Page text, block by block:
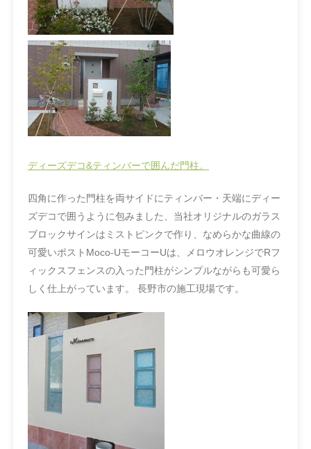
ディーズデコ&ティンバーで囲んだ門柱。
四角に作った門柱を両サイドにティンバー・天端にディー
ズデコで囲うように包みました、当社オリジナルのガラス
ブロックサインはミストピンクで作り、なめらかな曲線の
可愛いポストMoco-UモーコーUは、メロウオレンジでRフ
ィックスフェンスの入った門柱がシンプルながらも可愛ら
しく仕上がっています。 長野市の施工現場です。